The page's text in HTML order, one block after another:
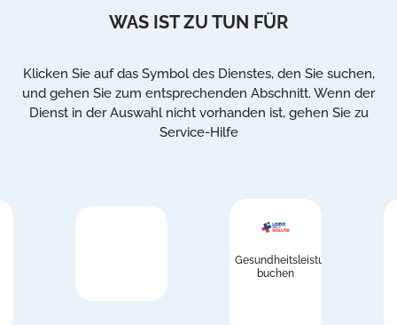
WAS IST ZU TUN FÜR
Klicken Sie auf das Symbol des Dienstes, den Sie suchen,
und gehen Sie zum entsprechenden Abschnitt. Wenn der
Dienst in der Auswahl nicht vorhanden ist, gehen Sie zu
Service-Hilfe
Gesundheitsleistungen
buchen